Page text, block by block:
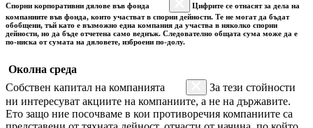
Спорни корпоративни дялове във фонда
Цифрите се отнасят за дела на
компаниите във фонда, които участват в спорни дейности. Те не могат да бъдат
обобщени, тъй като е възможно една компания да участва в няколко спорни
дейности, но да бъде отчетена само веднъж. Следователно общата сума може да е
по-ниска от сумата на дяловете, изброени по-долу.
Околна среда
Собствен капитал на компанията
За тези стойности
ни интересуват акциите на компаниите, а не на държавите.
Ето защо ние посочваме в кои противоречия компаниите са